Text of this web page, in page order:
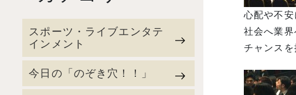
心配や不
社会へ業
スポーツ・ライブエンタテ
インメント
今日の「のぞき穴！！」